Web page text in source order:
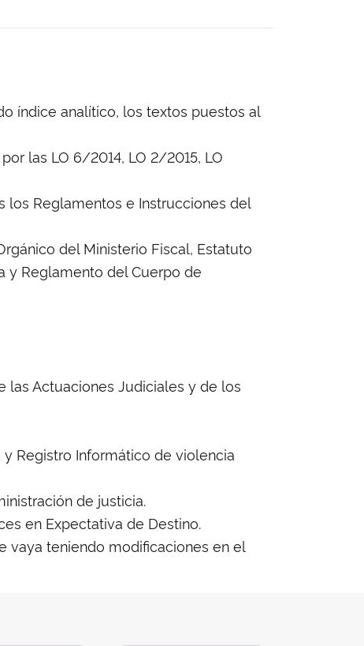
índice analítico, los textos puestos al
las LO 6/2014, LO 2/2015, LO
los Reglamentos e Instrucciones del
del Ministerio Fiscal, Estatuto
y Reglamento del Cuerpo de
las Actuaciones Judiciales y de los
Registro Informático de violencia
de justicia.
en Expectativa de Destino.
vaya teniendo modificaciones en el